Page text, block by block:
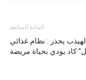
المادة السابقة
لهيذب يحذر : نظام غذائي
كاد يودي بحياة مريضة